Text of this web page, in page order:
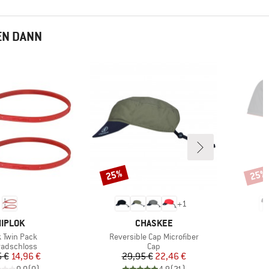
DANN
Twin Pack
Preis
€reduzierter Preis
14,96 €
+1
MARKE
CHASKEE
Artikel
Reversible Cap Microfiber
Produktgruppe
Cap
Preis
29,95 €reduzierter Preis
22,46 €
Rabatt
25% 25%